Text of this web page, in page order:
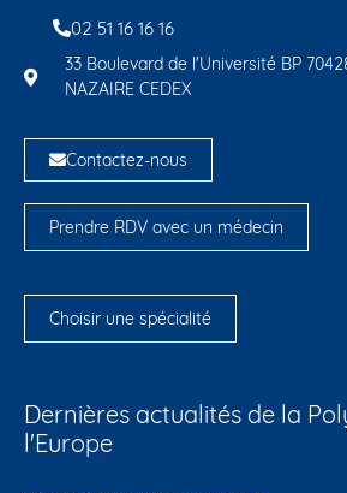
02 51 16 16 16
33 Boulevard de l'Université BP
NAZAIRE CEDEX
Contactez-nous
Prendre RDV avec un médecin
Choisir une spécialité
Dernières actualités de la
l'Europe